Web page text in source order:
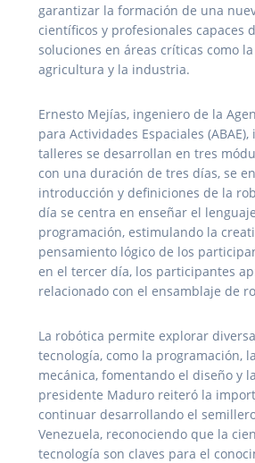
garantizar la formación de una
científicos y profesionales capaces
soluciones en áreas críticas como
agricultura y la industria.
Ernesto Mejías, ingeniero de la
para Actividades Espaciales
talleres se desarrollan en tres
con una duración de tres días, se
introducción y definiciones de la
día se centra en enseñar el
programación, estimulando la
pensamiento lógico de los
en el tercer día, los participantes
relacionado con el ensamblaje de
La robótica permite explorar
tecnología, como la programación,
mecánica, fomentando el diseño y
presidente Maduro reiteró la
continuar desarrollando el
Venezuela, reconociendo que la
tecnología son claves para el